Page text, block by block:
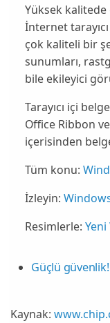
Yüksek
İnternet
çok kaliteli bir
sunumları,
bile ekileyici
Tarayıcı içi
Office Ribbon
içerisinden
Tüm konu:
İzleyin:
Resimlerle:
Güçlü güvenlik!
Kaynak: